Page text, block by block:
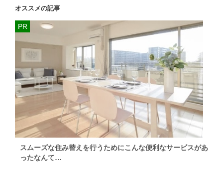
オススメの記事
スムーズな住み替えを行うためにこんな便利なサービスがあ
ったなんて…